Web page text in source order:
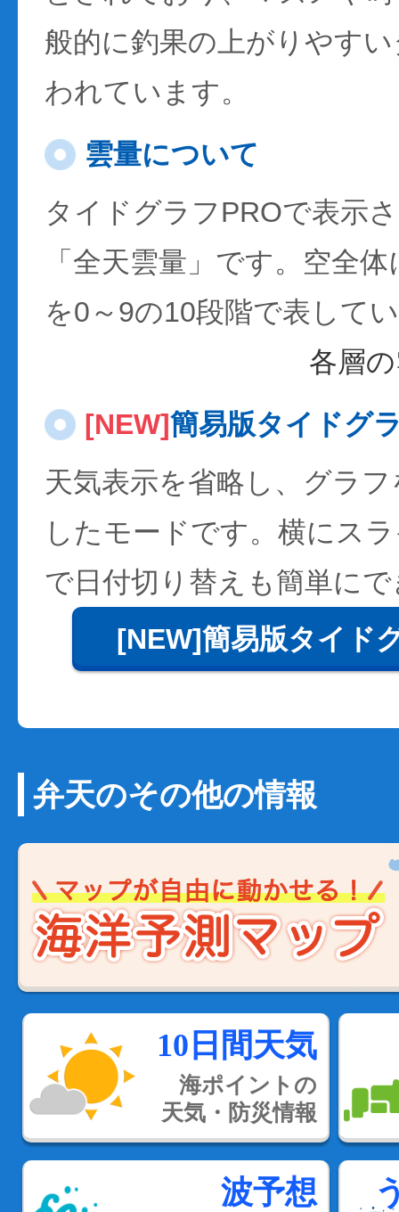
般的に釣果の上がりやす
われています。
雲量について
タイドグラフPROで表示
「全天雲量」です。空全
を0～9の10段階で表して
各層
[NEW]簡易版タイドグ
天気表示を省略し、グラ
したモードです。横にス
で日付切り替えも簡単に
[NEW]簡易版タイド
弁天のその他の情報
10日間天気
海ポイントの
天気・防災情報
波予想